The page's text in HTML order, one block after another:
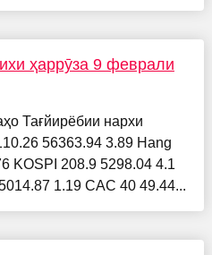
ҳаррӯза 9 феврали
Тағйирёбии нархи
56363.94 3.89 Hang
KOSPI 208.9 5298.04 4.1
1.19 CAC 40 49.44...